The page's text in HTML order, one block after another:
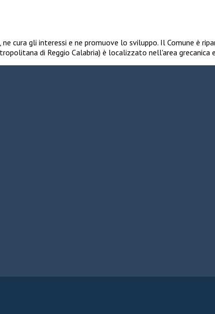
cura gli interessi e ne promuove lo sviluppo. Il Comune è
di Reggio Calabria) è localizzato nell'area